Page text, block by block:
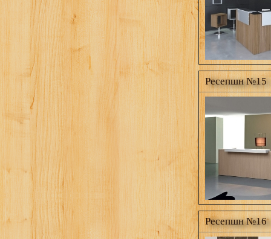
Ресепшн №15
Ресепшн №16